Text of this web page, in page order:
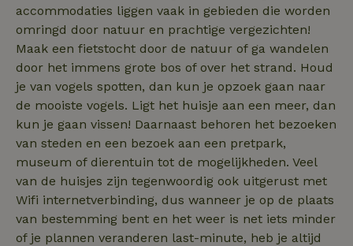
accommodaties liggen vaak in gebieden die worden
omringd door natuur en prachtige vergezichten!
Maak een fietstocht door de natuur of ga wandelen
door het immens grote bos of over het strand. Houd
je van vogels spotten, dan kun je opzoek gaan naar
de mooiste vogels. Ligt het huisje aan een meer, dan
kun je gaan vissen! Daarnaast behoren het bezoeken
van steden en een bezoek aan een pretpark,
museum of dierentuin tot de mogelijkheden. Veel
van de huisjes zijn tegenwoordig ook uitgerust met
Wifi internetverbinding, dus wanneer je op de plaats
van bestemming bent en het weer is net iets minder
of je plannen veranderen last-minute, heb je altijd
_ttp .tiktok.com
2 maanden
4 weken
Deze cookie
gebruikt om
website te
en
Deze
wordt gebruikt
de
te verbeteren
functionaliteit
de website te
optimaliseren.
_ga
Google LLC
.natuurhuisje.nl
1 jaar 1
maand
Deze
is gekoppeld
Google
Analytics - wat
ttcsid_D3OACIBC77U816ERVJKG .natuurhuisje.nl
2 maanden
4 weken
IDE
Google LLC
1 jaar
Corporation
_nhft_translations www.natuurhuisje.nl Sessie
_nhftconstraint_eu-
rental-regulation
www.natuurhuisje.nl Sessie
_nhftconstraint_recently-
www.natuurhuisje.nl Sessie
_nhft_wizard-
enhancements
www.natuurhuisje.nl Sessie
_nhft_house-relevant-
www.natuurhuisje.nl
without-service-fee
_nhft_tourist-tax-search www.natuurhuisje.nl Sessie
houses